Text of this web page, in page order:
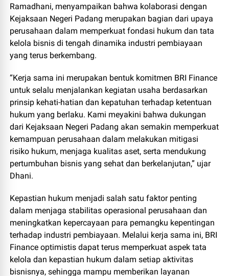
Ramadhani, menyampaikan bahwa kolaborasi dengan
Kejaksaan Negeri Padang merupakan bagian dari upaya
perusahaan dalam memperkuat fondasi hukum dan tata
kelola bisnis di tengah dinamika industri pembiayaan
yang terus berkembang.
“Kerja sama ini merupakan bentuk komitmen BRI Finance
untuk selalu menjalankan kegiatan usaha berdasarkan
prinsip kehati-hatian dan kepatuhan terhadap ketentuan
hukum yang berlaku. Kami meyakini bahwa dukungan
dari Kejaksaan Negeri Padang akan semakin memperkuat
kemampuan perusahaan dalam melakukan mitigasi
risiko hukum, menjaga kualitas aset, serta mendukung
pertumbuhan bisnis yang sehat dan berkelanjutan,” ujar
Dhani.
Kepastian hukum menjadi salah satu faktor penting
dalam menjaga stabilitas operasional perusahaan dan
meningkatkan kepercayaan para pemangku kepentingan
terhadap industri pembiayaan. Melalui kerja sama ini, BRI
Finance optimistis dapat terus memperkuat aspek tata
kelola dan kepastian hukum dalam setiap aktivitas
bisnisnya, sehingga mampu memberikan layanan